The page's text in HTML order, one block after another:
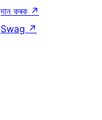
দান কৰক ↗
Swag ↗